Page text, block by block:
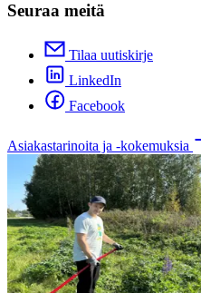
Seuraa meitä
Tilaa uutiskirje
LinkedIn
Facebook
Asiakastarinoita ja -kokemuksia